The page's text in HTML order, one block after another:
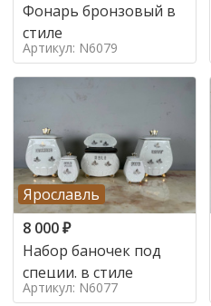
Фонарь бронзовый в
стиле
Артикул: N6079
Ярославль
8 000₽
Набор баночек под
специи. в стиле
Артикул: N6077